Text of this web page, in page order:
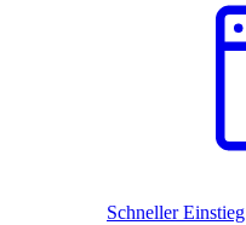
Schneller Einstieg